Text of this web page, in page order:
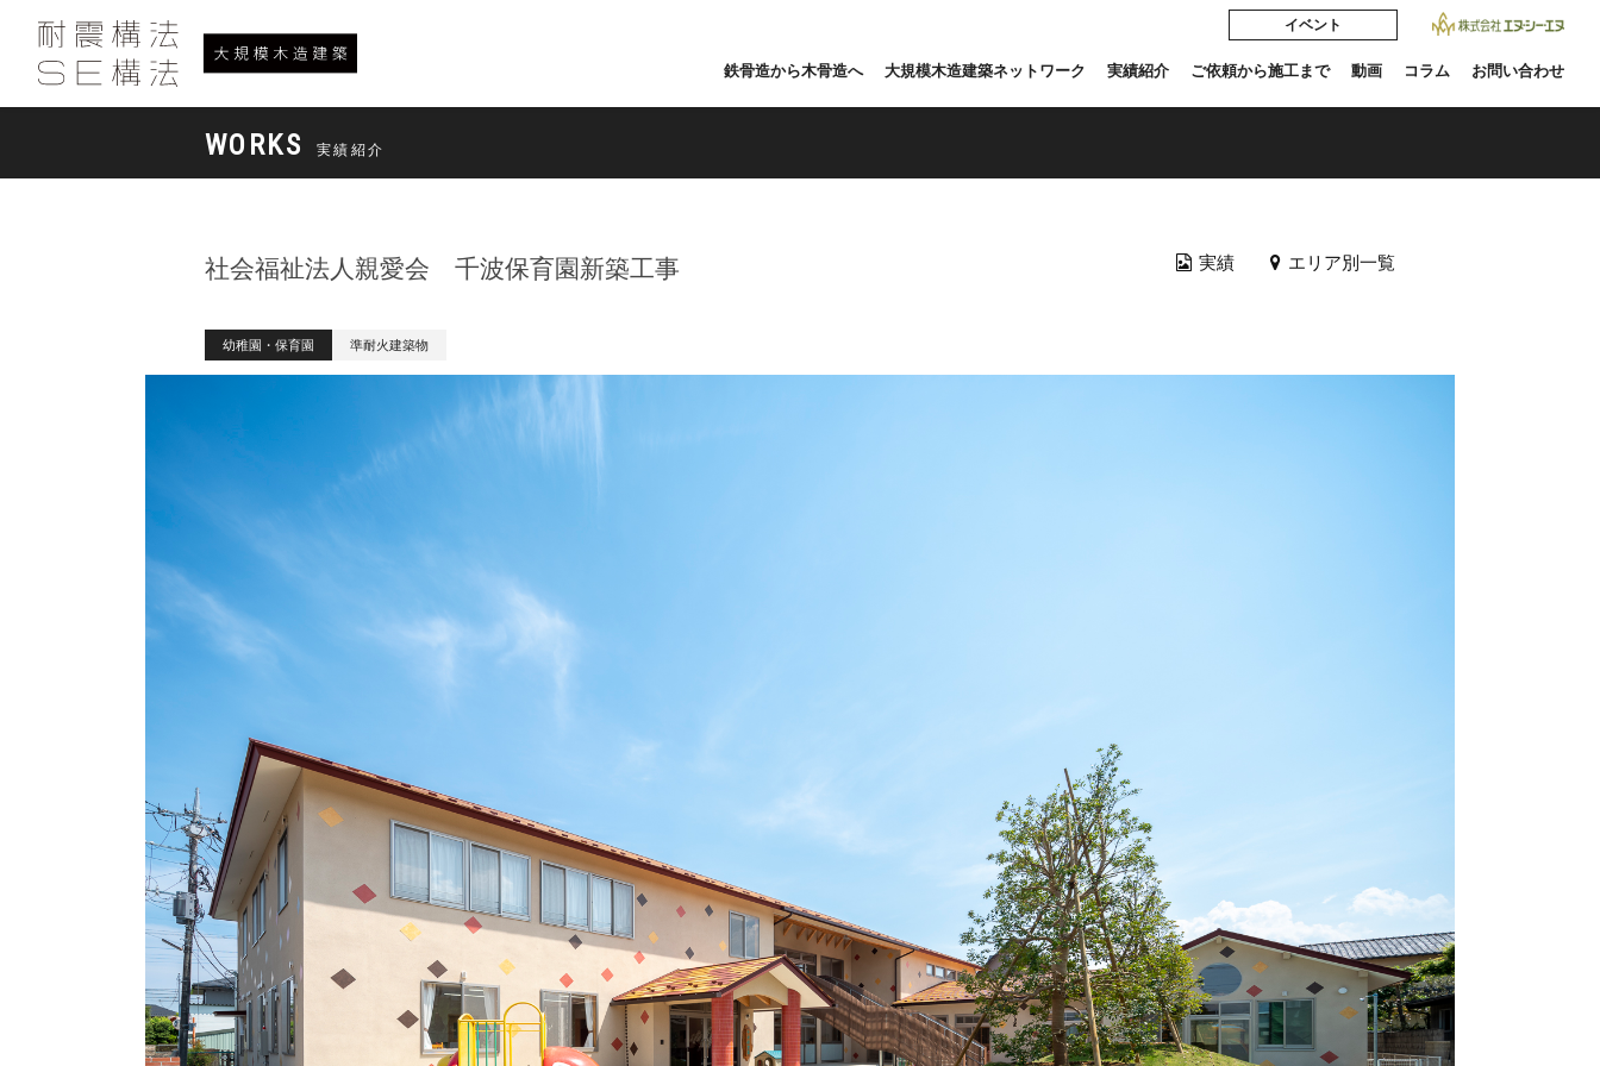
イベント
鉄骨造から木骨造へ 大規模木造建築ネットワーク 実績紹介 ご依頼から施工まで 動画 コラム お問い合わせ
WORKS 実績紹介
社会福祉法人親愛会 千波保育園新築工事 実績 エリア別一覧
幼稚園・保育園 準耐火建築物